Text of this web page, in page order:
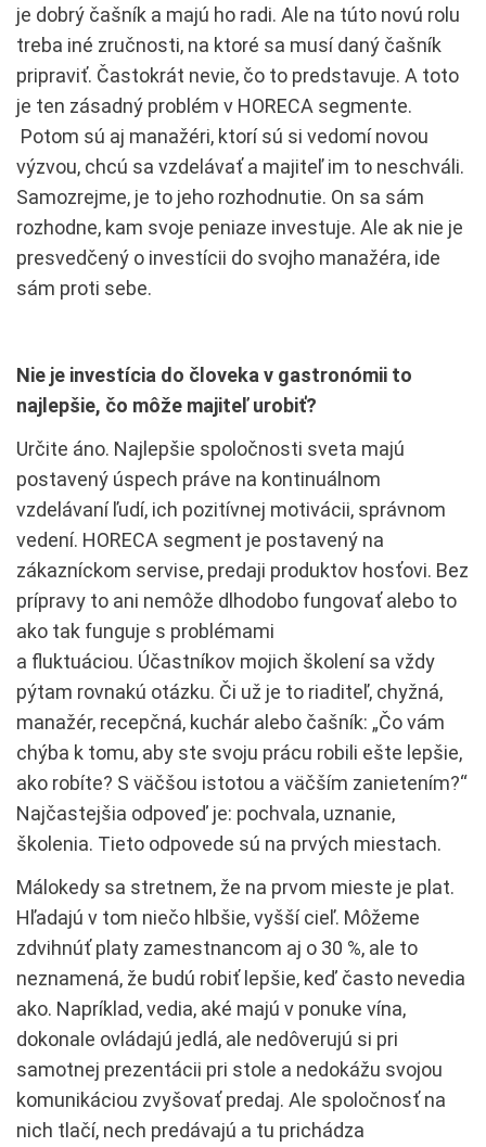
je dobrý čašník a majú ho radi. Ale na túto novú rolu
treba iné zručnosti, na ktoré sa musí daný čašník
pripraviť. Častokrát nevie, čo to predstavuje. A toto
je ten zásadný problém v HORECA segmente.
Potom sú aj manažéri, ktorí sú si vedomí novou
výzvou, chcú sa vzdelávať a majiteľ im to neschváli.
Samozrejme, je to jeho rozhodnutie. On sa sám
rozhodne, kam svoje peniaze investuje. Ale ak nie je
presvedčený o investícii do svojho manažéra, ide
sám proti sebe.
Nie je investícia do človeka v gastronómii to
najlepšie, čo môže majiteľ urobiť?
Určite áno. Najlepšie spoločnosti sveta majú
postavený úspech práve na kontinuálnom
vzdelávaní ľudí, ich pozitívnej motivácii, správnom
vedení. HORECA segment je postavený na
zákazníckom servise, predaji produktov hosťovi. Bez
prípravy to ani nemôže dlhodobo fungovať alebo to
ako tak funguje s problémami
a fluktuáciou. Účastníkov mojich školení sa vždy
pýtam rovnakú otázku. Či už je to riaditeľ, chyžná,
manažér, recepčná, kuchár alebo čašník: „Čo vám
chýba k tomu, aby ste svoju prácu robili ešte lepšie,
ako robíte? S väčšou istotou a väčším zanietením?“
Najčastejšia odpoveď je: pochvala, uznanie,
školenia. Tieto odpovede sú na prvých miestach.
Málokedy sa stretnem, že na prvom mieste je plat.
Hľadajú v tom niečo hlbšie, vyšší cieľ. Môžeme
zdvihnúť platy zamestnancom aj o 30 %, ale to
neznamená, že budú robiť lepšie, keď často nevedia
ako. Napríklad, vedia, aké majú v ponuke vína,
dokonale ovládajú jedlá, ale nedôverujú si pri
samotnej prezentácii pri stole a nedokážu svojou
komunikáciou zvyšovať predaj. Ale spoločnosť na
nich tlačí, nech predávajú a tu prichádza